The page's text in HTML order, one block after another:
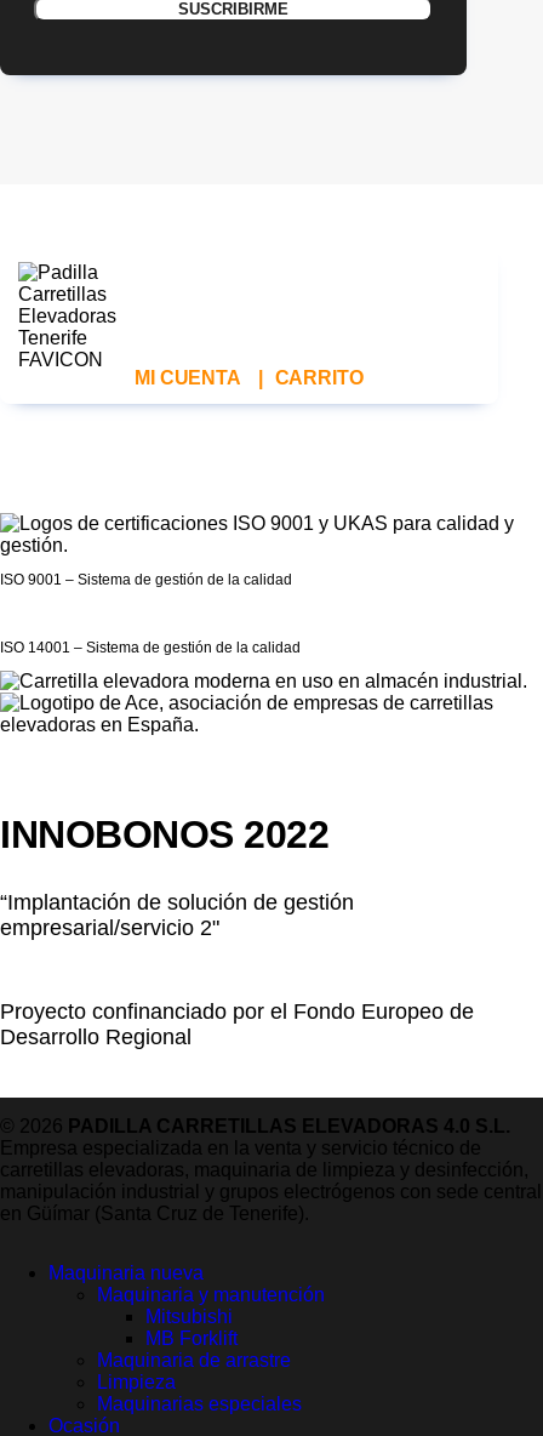
MI CUENTA CARRITO
ISO 9001 – Sistema de gestión de la calidad
ISO 14001 – Sistema de gestión de la calidad
INNOBONOS 2022
“Implantación de solución de gestión
empresarial/servicio 2"
Proyecto confinanciado por el Fondo Europeo de
Desarrollo Regional
© 2026 PADILLA CARRETILLAS ELEVADORAS 4.0 S.L.
Empresa especializada en la venta y servicio técnico de
carretillas elevadoras, maquinaria de limpieza y desinfección,
manipulación industrial y grupos electrógenos con sede central
en Güímar (Santa Cruz de Tenerife).
Maquinaria nueva
Maquinaria y manutención
Mitsubishi
MB Forklift
Maquinaria de arrastre
Limpieza
Maquinarias especiales
Ocasión